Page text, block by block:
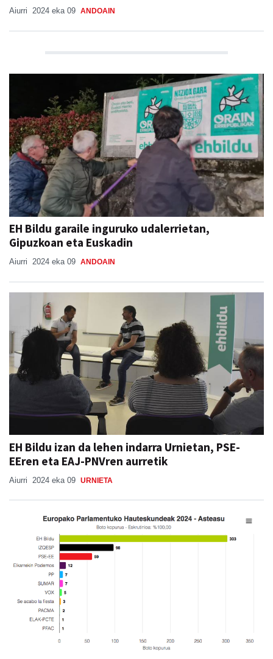
Aiurri 2024 eka 09 ANDOAIN
EH Bildu garaile inguruko udalerrietan,
Gipuzkoan eta Euskadin
Aiurri 2024 eka 09 ANDOAIN
EH Bildu izan da lehen indarra Urnietan, PSE-
EEren eta EAJ-PNVren aurretik
Aiurri 2024 eka 09 URNIETA